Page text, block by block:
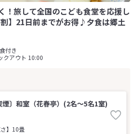
！旅して全国のこども食堂を応援し
】21日前までがお得♪夕食は郷土
付き
アウト 10:00
煙〕和室（花春亭）(2名～5名1室)
さ】10畳